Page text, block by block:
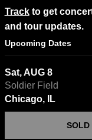
Trackto get
and tour updates.
Upcoming Dates
Sat, AUG 8
Soldier Field
Chicago, IL
SOLD